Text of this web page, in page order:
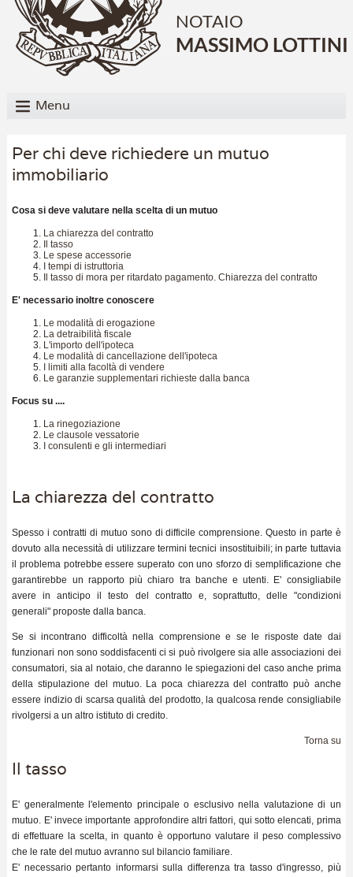
NOTAIO
MASSIMO LOTTINI
Menu
Per chi deve richiedere un mutuo
immobiliario
Cosa si deve valutare nella scelta di un mutuo
La chiarezza del contratto
Il tasso
Le spese accessorie
I tempi di istruttoria
Il tasso di mora per ritardato pagamento. Chiarezza del contratto
E' necessario inoltre conoscere
Le modalità di erogazione
La detraibilità fiscale
L'importo dell'ipoteca
Le modalità di cancellazione dell'ipoteca
I limiti alla facoltà di vendere
Le garanzie supplementari richieste dalla banca
Focus su ....
La rinegoziazione
Le clausole vessatorie
I consulenti e gli intermediari
La chiarezza del contratto
Spesso i contratti di mutuo sono di difficile comprensione. Questo in parte è
dovuto alla necessità di utilizzare termini tecnici insostituibili; in parte tuttavia
il problema potrebbe essere superato con uno sforzo di semplificazione che
garantirebbe un rapporto più chiaro tra banche e utenti. E' consigliabile
avere in anticipo il testo del contratto e, soprattutto, delle "condizioni
generali" proposte dalla banca.
Se si incontrano difficoltà nella comprensione e se le risposte date dai
funzionari non sono soddisfacenti ci si può rivolgere sia alle associazioni dei
consumatori, sia al notaio, che daranno le spiegazioni del caso anche prima
della stipulazione del mutuo. La poca chiarezza del contratto può anche
essere indizio di scarsa qualità del prodotto, la qualcosa rende consigliabile
rivolgersi a un altro istituto di credito.
Torna su
Il tasso
E' generalmente l'elemento principale o esclusivo nella valutazione di un
mutuo. E' invece importante approfondire altri fattori, qui sotto elencati, prima
di effettuare la scelta, in quanto è opportuno valutare il peso complessivo
che le rate del mutuo avranno sul bilancio familiare.
E' necessario pertanto informarsi sulla differenza tra tasso d'ingresso, più